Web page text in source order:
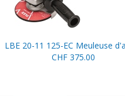
LBE 20-11 125-EC Meuleuse
CHF 375.00